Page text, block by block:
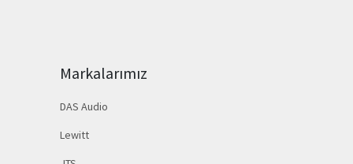
Markalarımız
DAS Audio
Lewitt